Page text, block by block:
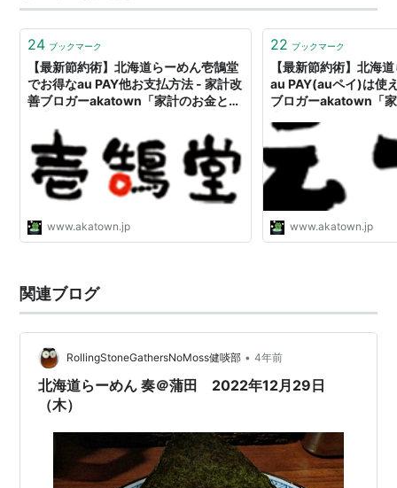
24 ブックマーク
【最新節約術】北海道らーめん壱鵠堂
でお得なau PAY他お支払方法 - 家計改
善ブロガーakatown「家計のお金と心
www.akatown.jp
22 ブックマーク
【最新節約術】北海
au PAY(auペイ)は使
ブロガーakatown「
www.akatown.jp
関連ブログ
RollingStoneGathersNoMoss健啖部 • 4年前
北海道らーめん 奏＠蒲田 2022年12月29日
（木）